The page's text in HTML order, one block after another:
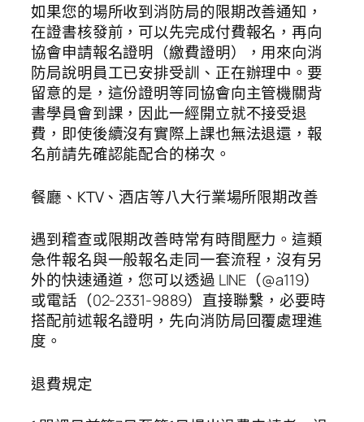
如果您的場所收到消防局的限期改善通知，
在證書核發前，可以先完成付費報名，再向
協會申請報名證明（繳費證明），用來向消
防局說明員工已安排受訓、正在辦理中。要
留意的是，這份證明等同協會向主管機關背
書學員會到課，因此一經開立就不接受退
費，即使後續沒有實際上課也無法退還，報
名前請先確認能配合的梯次。
餐廳、KTV、酒店等八大行業場所限期改善
遇到稽查或限期改善時常有時間壓力。這類
急件報名與一般報名走同一套流程，沒有另
外的快速通道，您可以透過 LINE（@a119）
或電話（02-2331-9889）直接聯繫，必要時
搭配前述報名證明，先向消防局回覆處理進
度。
退費規定